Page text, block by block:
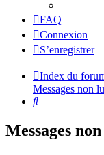
FAQ
Connexion
S’enregistrer
Index du
Messages non
Rechercher
Messages